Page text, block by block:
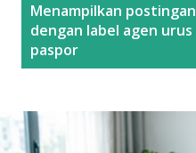
n
g
Menampilkan postingan
dengan label agen urus
paspor